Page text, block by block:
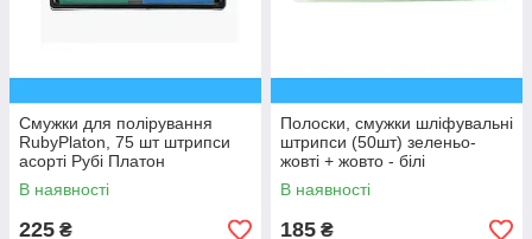
Смужки для полірування
RubyPlaton, 75 шт штрипси
асорті Рубі Платон
В наявності
225 ₴
Полоски, смужки шліфувальні
штрипси (50шт) зеленьо-
жовті + жовто - білі
В наявності
185 ₴